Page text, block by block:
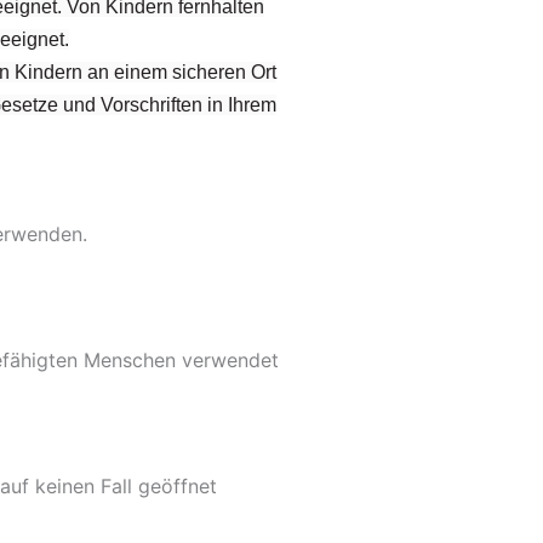
Von Kindern fernhalten
Kindern an einem sicheren Ort
und Vorschriften in Ihrem
Menschen verwendet
keinen Fall geöffnet